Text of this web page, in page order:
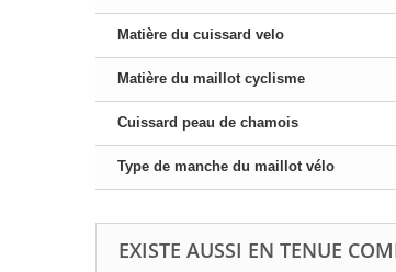
Matière du cuissard velo
Matière du maillot cyclisme
Cuissard peau de chamois
Type de manche du maillot vélo
EXISTE AUSSI EN TENUE